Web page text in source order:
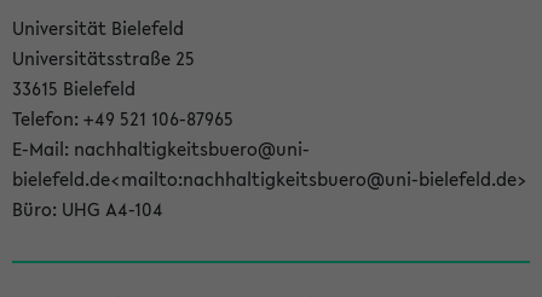
Universität Bielefeld
Universitätsstraße 25
33615 Bielefeld
Telefon: +49 521 106-87965
E-Mail: nachhaltigkeitsbuero@uni-
bielefeld.de<mailto:nachhaltigkeitsbuero@uni-bielefeld.de>
Büro: UHG A4-104